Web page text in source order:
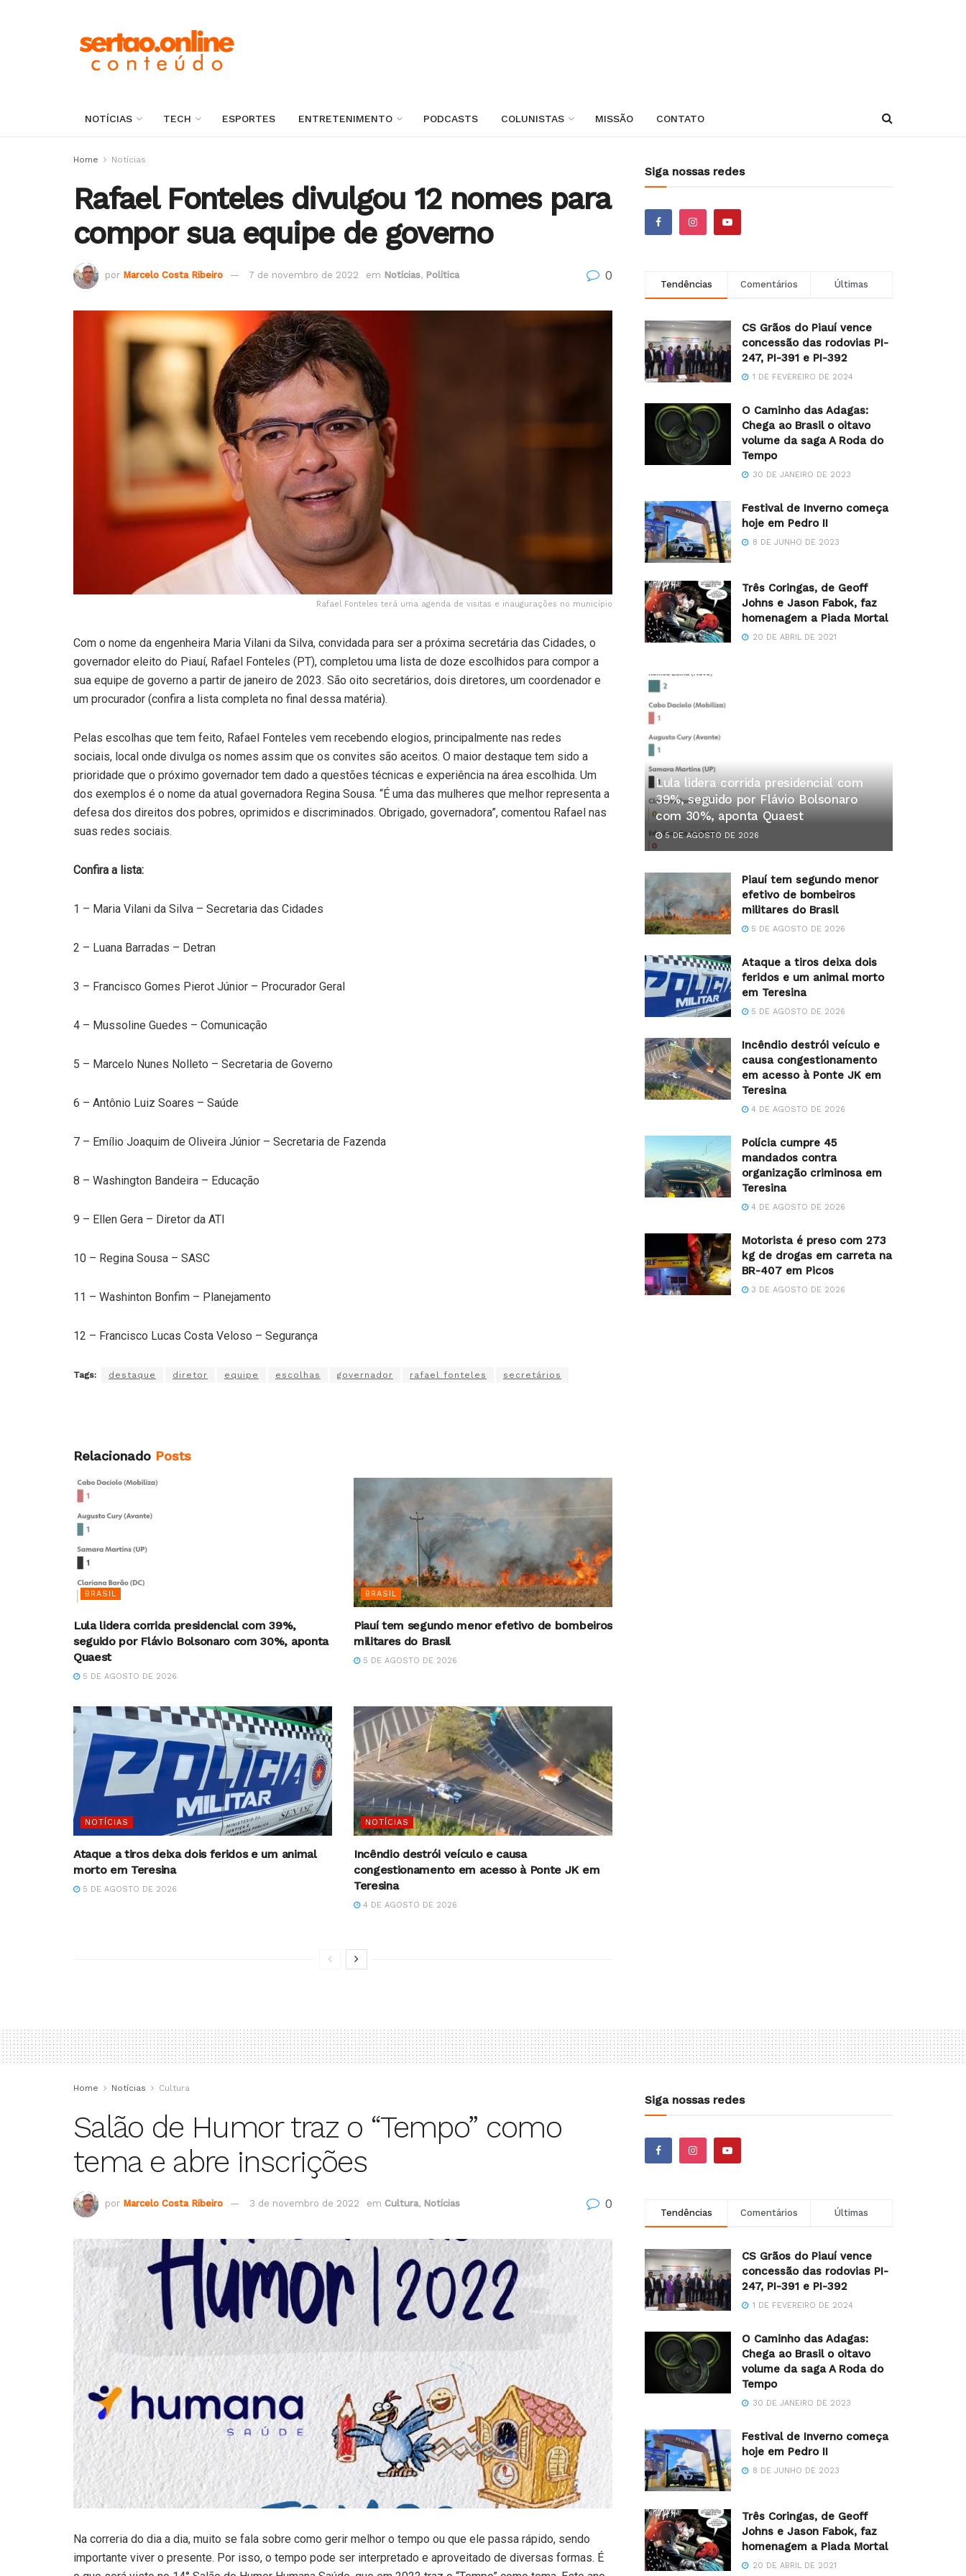
NOTÍCIAS TECH ESPORTES ENTRETENIMENTO PODCASTS COLUNISTAS MISSÃO CONTATO
Home Notícias
Rafael Fonteles divulgou 12 nomes para
compor sua equipe de governo
por Marcelo Costa Ribeiro 7 de novembro de 2022 em Notícias, Política 0
Rafael Fonteles terá uma agenda de visitas e inaugurações no município
Com o nome da engenheira Maria Vilani da Silva, convidada para ser a próxima secretária das Cidades, o
governador eleito do Piauí, Rafael Fonteles (PT), completou uma lista de doze escolhidos para compor a
sua equipe de governo a partir de janeiro de 2023. São oito secretários, dois diretores, um coordenador e
um procurador (confira a lista completa no final dessa matéria).
Pelas escolhas que tem feito, Rafael Fonteles vem recebendo elogios, principalmente nas redes
sociais, local onde divulga os nomes assim que os convites são aceitos. O maior destaque tem sido a
prioridade que o próximo governador tem dado a questões técnicas e experiência na área escolhida. Um
dos exemplos é o nome da atual governadora Regina Sousa. “É uma das mulheres que melhor representa a
defesa dos direitos dos pobres, oprimidos e discriminados. Obrigado, governadora”, comentou Rafael nas
suas redes sociais.
Confira a lista:
1 – Maria Vilani da Silva – Secretaria das Cidades
2 – Luana Barradas – Detran
3 – Francisco Gomes Pierot Júnior – Procurador Geral
4 – Mussoline Guedes – Comunicação
5 – Marcelo Nunes Nolleto – Secretaria de Governo
6 – Antônio Luiz Soares – Saúde
7 – Emílio Joaquim de Oliveira Júnior – Secretaria de Fazenda
8 – Washington Bandeira – Educação
9 – Ellen Gera – Diretor da ATI
10 – Regina Sousa – SASC
11 – Washinton Bonfim – Planejamento
12 – Francisco Lucas Costa Veloso – Segurança
Tags: destaque diretor equipe escolhas governador rafael fonteles secretários
Relacionado Posts
BRASIL
Lula lidera corrida presidencial com 39%,
seguido por Flávio Bolsonaro com 30%, aponta
Quaest
5 DE AGOSTO DE 2026
BRASIL
Piauí tem segundo menor efetivo de bombeiros
militares do Brasil
5 DE AGOSTO DE 2026
NOTÍCIAS
Ataque a tiros deixa dois feridos e um animal
morto em Teresina
5 DE AGOSTO DE 2026
NOTÍCIAS
Incêndio destrói veículo e causa
congestionamento em acesso à Ponte JK em
Teresina
4 DE AGOSTO DE 2026
Siga nossas redes
Tendências Comentários Últimas
CS Grãos do Piauí vence
concessão das rodovias PI-
247, PI-391 e PI-392
1 DE FEVEREIRO DE 2024
O Caminho das Adagas:
Chega ao Brasil o oitavo
volume da saga A Roda do
Tempo
30 DE JANEIRO DE 2023
Festival de Inverno começa
hoje em Pedro II
8 DE JUNHO DE 2023
Três Coringas, de Geoff
Johns e Jason Fabok, faz
homenagem a Piada Mortal
20 DE ABRIL DE 2021
Lula lidera corrida presidencial com
39%, seguido por Flávio Bolsonaro
com 30%, aponta Quaest
5 DE AGOSTO DE 2026
Piauí tem segundo menor
efetivo de bombeiros
militares do Brasil
5 DE AGOSTO DE 2026
Ataque a tiros deixa dois
feridos e um animal morto
em Teresina
5 DE AGOSTO DE 2026
Incêndio destrói veículo e
causa congestionamento
em acesso à Ponte JK em
Teresina
4 DE AGOSTO DE 2026
Polícia cumpre 45
mandados contra
organização criminosa em
Teresina
4 DE AGOSTO DE 2026
Motorista é preso com 273
kg de drogas em carreta na
BR-407 em Picos
3 DE AGOSTO DE 2026
Home Notícias Cultura
Salão de Humor traz o “Tempo” como
tema e abre inscrições
por Marcelo Costa Ribeiro 3 de novembro de 2022 em Cultura, Notícias 0
Na correria do dia a dia, muito se fala sobre como gerir melhor o tempo ou que ele passa rápido, sendo
importante viver o presente. Por isso, o tempo pode ser interpretado e aproveitado de diversas formas. É
Siga nossas redes
Tendências Comentários Últimas
CS Grãos do Piauí vence
concessão das rodovias PI-
247, PI-391 e PI-392
1 DE FEVEREIRO DE 2024
O Caminho das Adagas:
Chega ao Brasil o oitavo
volume da saga A Roda do
Tempo
30 DE JANEIRO DE 2023
Festival de Inverno começa
hoje em Pedro II
8 DE JUNHO DE 2023
Três Coringas, de Geoff
Johns e Jason Fabok, faz
homenagem a Piada Mortal
20 DE ABRIL DE 2021